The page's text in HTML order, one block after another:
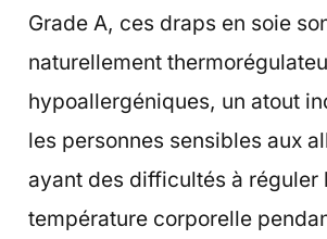
Grade A, ces draps en soie
naturellement
hypoallergéniques, un atout
les personnes sensibles aux
ayant des difficultés à réguler
température corporelle